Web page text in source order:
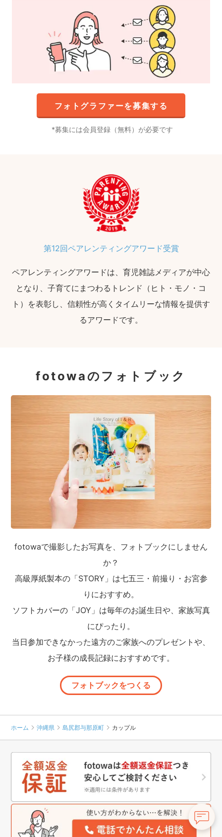
フォトグラファーを募集する
募集には会員登録（無料）が必要です
第12回ペアレンティングアワード受賞
ペアレンティングアワードは、育児雑誌メディアが中心
となり、子育てにまつわるトレンド（ヒト・モノ・コ
ト）を表彰し、信頼性が高くタイムリーな情報を提供す
るアワードです。
fotowaのフォトブック
fotowaで撮影したお写真を、フォトブックにしません
か？
高級厚紙製本の「STORY」は七五三・前撮り・お宮参
りにおすすめ。
ソフトカバーの「JOY」は毎年のお誕生日や、家族写真
にぴったり。
当日参加できなかった遠方のご家族へのプレゼントや、
お子様の成長記録におすすめです。
フォトブックをつくる
ホーム 沖縄県 島尻郡与那原町 カップル